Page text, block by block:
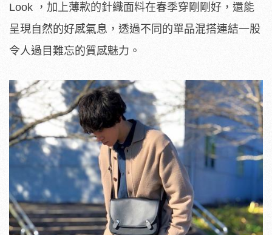
Look ，加上薄款的針織面料在春季穿剛剛好，還能
呈現自然的好感氣息，透過不同的單品混搭連結一股
令人過目難忘的質感魅力。